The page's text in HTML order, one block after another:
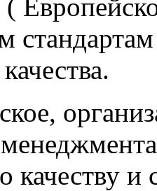
(
качеству